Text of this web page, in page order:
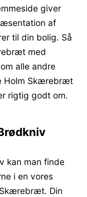
giver
af
til din bolig. Så
med
alle andre
Holm Skærebræt
rigtig godt om.
kan man finde
i en vores
Din